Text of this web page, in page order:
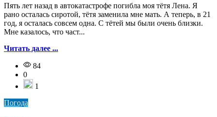
Пять лет назад в автокатастрофе погибла моя тётя Лена. Я
рано осталась сиротой, тётя заменила мне мать. А теперь, в 21
год, я осталась совсем одна. С тётей мы были очень близки.
Мне казалось, что част...
Читать далее ...
84
0
1
Погода